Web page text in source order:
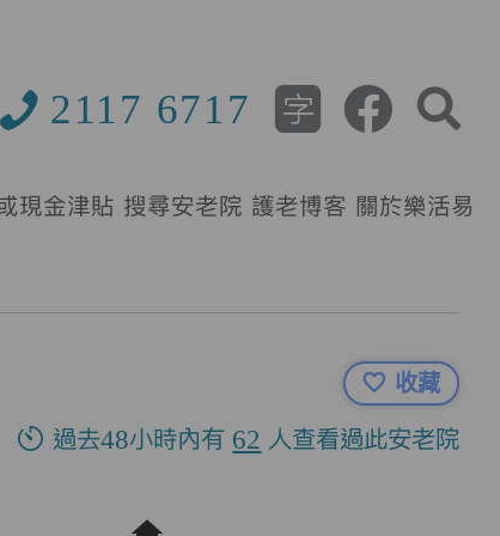
2117 6717
現金津貼 搜尋安老院 護老博客 關於樂活易
收藏
過去48小時內有 62 人查看過此安老院